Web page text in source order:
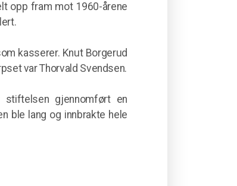
opp fram mot 1960-årene
kasserer. Knut Borgerud
var Thorvald Svendsen.
gjennomført en
ble lang og innbrakte hele